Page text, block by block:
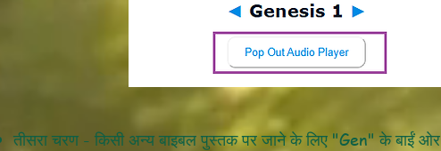
तीसरा चरण - किसी अन्य बाइबल पुस्तक पर जाने के लिए "Gen" के बाईं